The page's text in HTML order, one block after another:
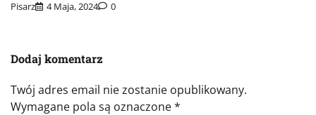
Pisarz 4 Maja, 2024 0
Dodaj komentarz
Twój adres email nie zostanie opublikowany.
Wymagane pola są oznaczone*